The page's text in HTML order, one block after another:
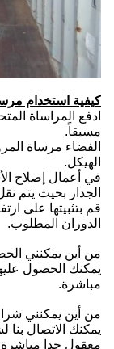
كيفية استخدام
ادفع المراساة
مسبقاً.
الفضاء مرساة
الهيكل.
في أعمال إصلاح
الجدار بحيث يتم
قم بتثبيتها على
الدوران المطلوب.
من أين يمكنني
يمكنك الحصول
مباشرة.
من أين يمكنني
يمكنك الاتصال
معقول جدا مباشرة